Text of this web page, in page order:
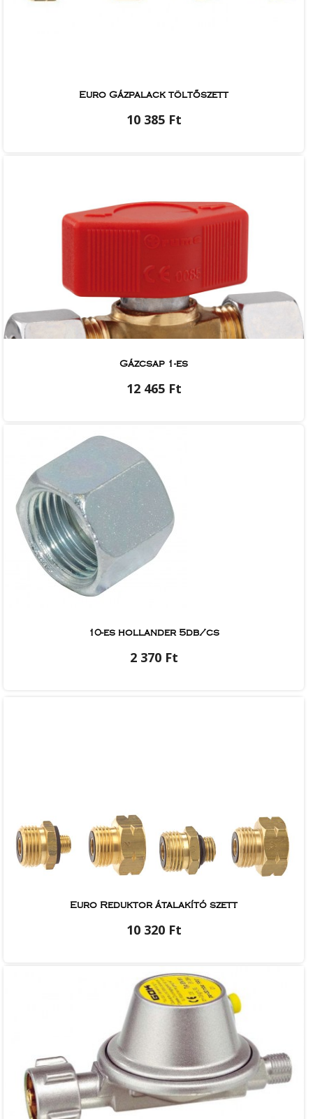
Euro Gázpalack töltőszett
10 385 Ft
Gázcsap 1-es
12 465 Ft
10-es hollander 5db/cs
2 370 Ft
Euro Reduktor átalakító szett
10 320 Ft